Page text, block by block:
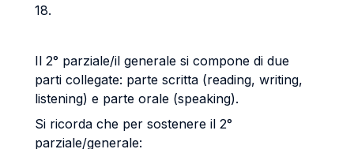
18.
Il 2° parziale/il generale si compone di due
parti collegate: parte scritta (reading, writing,
listening) e parte orale (speaking).
Si ricorda che per sostenere il 2°
parziale/generale: